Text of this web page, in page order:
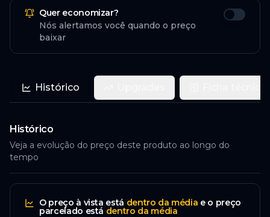
Quer economizar?
Nós alertamos você quando o preço
baixar
Histórico
Histórico
Veja a evolução do preço deste produto ao longo do
tempo
O preço à vista está dentro da média e o preço
parcelado está dentro da média